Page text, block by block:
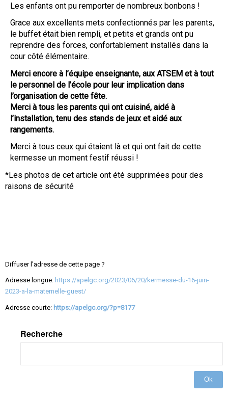
Les enfants ont pu remporter de nombreux bonbons !
Grace aux excellents mets confectionnés par les parents,
le buffet était bien rempli, et petits et grands ont pu
reprendre des forces, confortablement installés dans la
cour côté élémentaire.
Merci encore à l’équipe enseignante, aux ATSEM et à tout
le personnel de l’école pour leur implication dans
l’organisation de cette fête.
Merci à tous les parents qui ont cuisiné, aidé à
l’installation, tenu des stands de jeux et aidé aux
rangements.
Merci à tous ceux qui étaient là et qui ont fait de cette
kermesse un moment festif réussi !
*Les photos de cet article ont été supprimées pour des
raisons de sécurité
Diffuser l'adresse de cette page ?
Adresse longue: https://apelgc.org/2023/06/20/kermesse-du-16-juin-
2023-a-la-maternelle-guest/
Adresse courte: https://apelgc.org/?p=8177
Recherche
Ok